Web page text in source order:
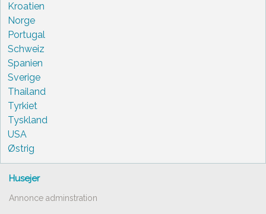
Kroatien
Norge
Portugal
Schweiz
Spanien
Sverige
Thailand
Tyrkiet
Tyskland
USA
Østrig
Husejer
Annonce adminstration